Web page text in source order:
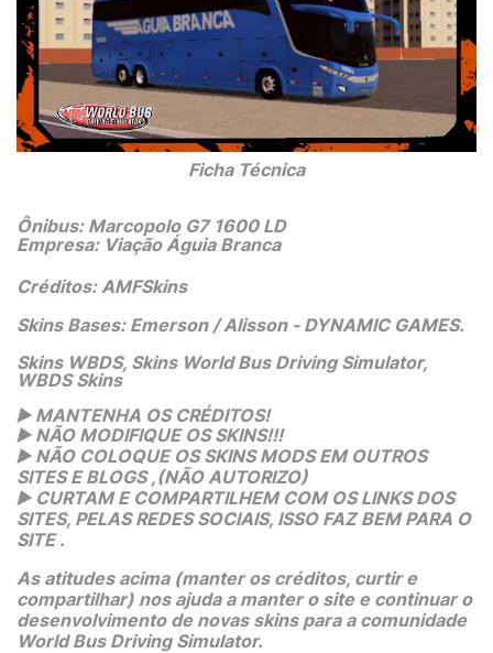
Ficha Técnica
Ônibus: Marcopolo G7 1600 LD
Empresa: Viação Águia Branca
Créditos: AMFSkins
Skins Bases: Emerson / Alisson - DYNAMIC GAMES.
Skins WBDS, Skins World Bus Driving Simulator,
WBDS Skins
▶️ MANTENHA OS CRÉDITOS!
▶️ NÃO MODIFIQUE OS SKINS!!!
▶️ NÃO COLOQUE OS SKINS MODS EM OUTROS
SITES E BLOGS ,(NÃO AUTORIZO)
▶️ CURTAM E COMPARTILHEM COM OS LINKS DOS
SITES, PELAS REDES SOCIAIS, ISSO FAZ BEM PARA O
SITE .
As atitudes acima (manter os créditos, curtir e
compartilhar) nos ajuda a manter o site e continuar o
desenvolvimento de novas skins para a comunidade
World Bus Driving Simulator.